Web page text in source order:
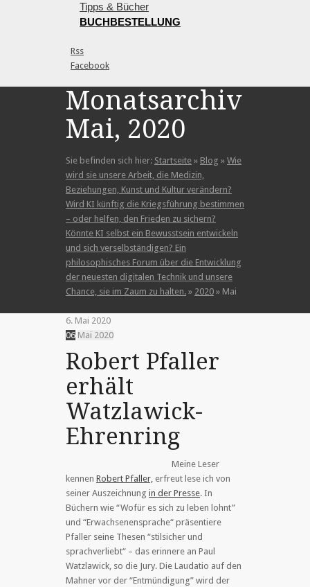
Tipps & Bücher
BUCHBESTELLUNG
Rss
Facebook
Monatsarchiv:
Mai, 2020
Sie befinden sich hier: Startseite » Blog » Wie
wird sie unsere Arbeit, die Medizin,
Beziehungen, Kunst und Kultur verändern?
Wird KI künftig die Kriegsführung bestimmen
– oder helfen, den Frieden zu sichern?
Könnte KI selbst ein Bewusstsein entwickeln
und sich verselbständigen? Ein
philosophisches Forum über die Entwicklung
der neuesten digitalen Technik und unsere
Chance, sie im Zaum zu halten. » 2020 » Mai
6. Mai 2020
06 Mai 2020
Robert Pfaller
erhält
Watzlawick-
Ehrenring
Meine Leser
kennen Robert Pfaller, erfreut lese ich von
seiner Auszeichnung in der Presse. In
Büchern wie “Wofür es sich zu leben lohnt”
und “Erwachsenensprache“ präsentiere
Pfaller seine Thesen “stilsicher und
sprachverliebt“ – das erinnere an Paul
Watzlawick, so die Jury. Die Laudatio auf den
Mahner vor der “Entmündigung” wird der